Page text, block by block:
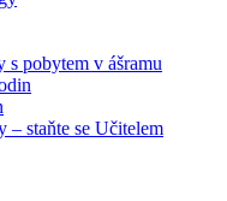
pobytem v ášramu
– staňte se Učitelem